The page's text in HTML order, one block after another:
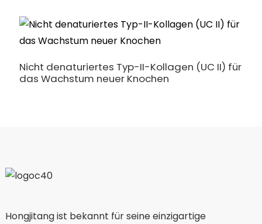
Nicht denaturiertes Typ-II-Kollagen (UC II) für
das Wachstum neuer Knochen
Hongjitang ist bekannt für seine einzigartige